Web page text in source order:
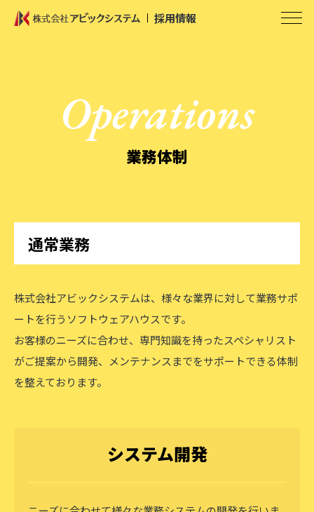
採用情報
Operations
業務体制
通常業務
株式会社アビックシステムは、様々な業界に対して業務サポ
ートを行うソフトウェアハウスです。
お客様のニーズに合わせ、専門知識を持ったスペシャリスト
がご提案から開発、メンテナンスまでをサポートできる体制
を整えております。
システム開発